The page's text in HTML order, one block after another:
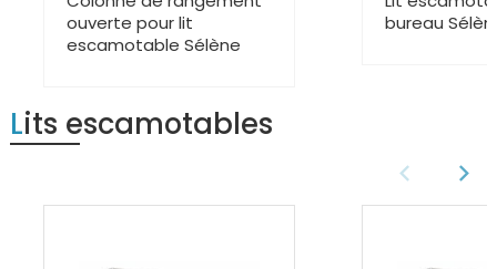
ouverte pour lit
escamotable Sélène
bureau
Lits escamotables